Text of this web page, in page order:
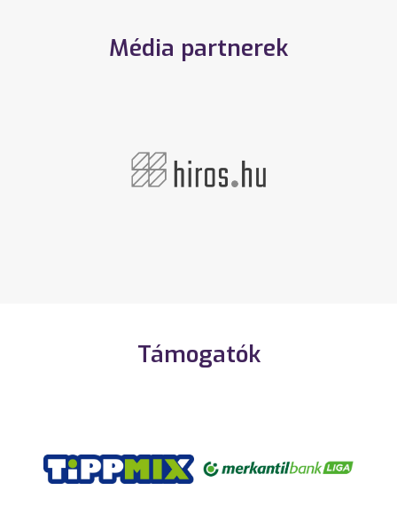
Média partnerek
Támogatók